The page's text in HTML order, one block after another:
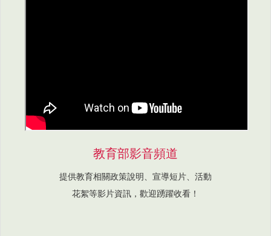
教育部影音頻道
提供教育相關政策說明、宣導短片、活動
花絮等影片資訊，歡迎踴躍收看！